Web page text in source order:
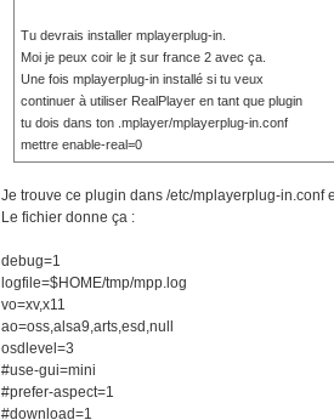
Tu devrais installer mplayerplug-in.
Moi je peux coir le jt sur france 2 avec ça.
Une fois mplayerplug-in installé si tu veux
continuer à utiliser RealPlayer en tant que plugin
tu dois dans ton .mplayer/mplayerplug-in.conf
mettre enable-real=0
Je trouve ce plugin dans /etc/mplayerplug-in.conf
Le fichier donne ça :
debug=1
logfile=$HOME/tmp/mpp.log
vo=xv,x11
ao=oss,alsa9,arts,esd,null
osdlevel=3
#use-gui=mini
#prefer-aspect=1
#download=1